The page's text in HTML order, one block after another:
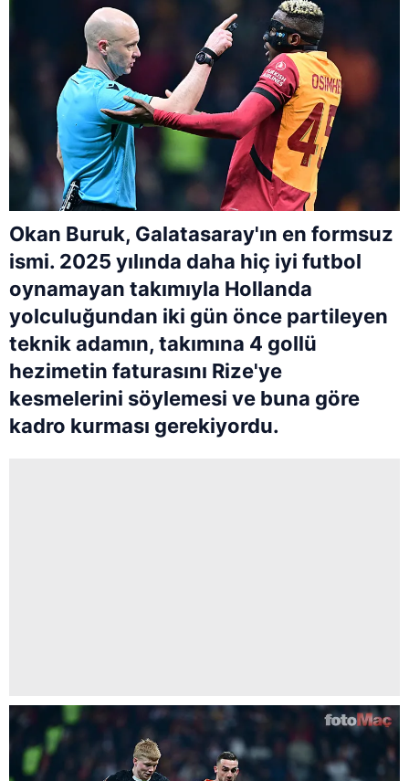
Okan Buruk, Galatasaray'ın en formsuz
ismi. 2025 yılında daha hiç iyi futbol
oynamayan takımıyla Hollanda
yolculuğundan iki gün önce partileyen
teknik adamın, takımına 4 gollü
hezimetin faturasını Rize'ye
kesmelerini söylemesi ve buna göre
kadro kurması gerekiyordu.